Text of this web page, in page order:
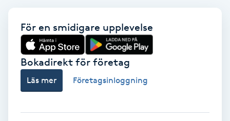
Fotsvamp
Fotvård
Fransar
Fransborttagning
För en smidigare upplevelse
Bokadirekt för företag
Läs mer Företagsinloggning